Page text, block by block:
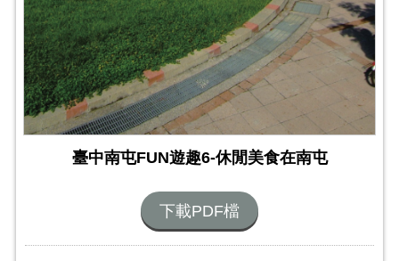
臺中南屯FUN遊趣6-休閒美食在南屯
下載PDF檔